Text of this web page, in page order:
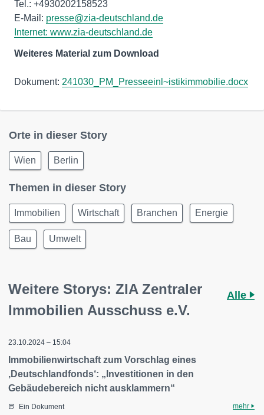
Tel.: +4930202158523
E-Mail: presse@zia-deutschland.de
Internet: www.zia-deutschland.de
Weiteres Material zum Download
Dokument: 241030_PM_Presseeinl~istikimmobilie.docx
Orte in dieser Story
Wien Berlin
Themen in dieser Story
Immobilien Wirtschaft Branchen Energie
Bau Umwelt
Weitere Storys: ZIA Zentraler
Immobilien Ausschuss e.V.
Alle
23.10.2024 – 15:04
Immobilienwirtschaft zum Vorschlag eines
,Deutschlandfonds‘: „Investitionen in den
Gebäudebereich nicht ausklammern“
Ein Dokument mehr